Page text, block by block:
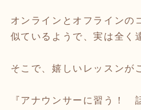
オンラインとオフラインの
似ているようで、実は全く
そこで、嬉しいレッスンが
『アナウンサーに習う！